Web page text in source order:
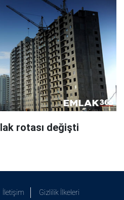
rotası değişti
İletişim Gizlilik İlkeleri